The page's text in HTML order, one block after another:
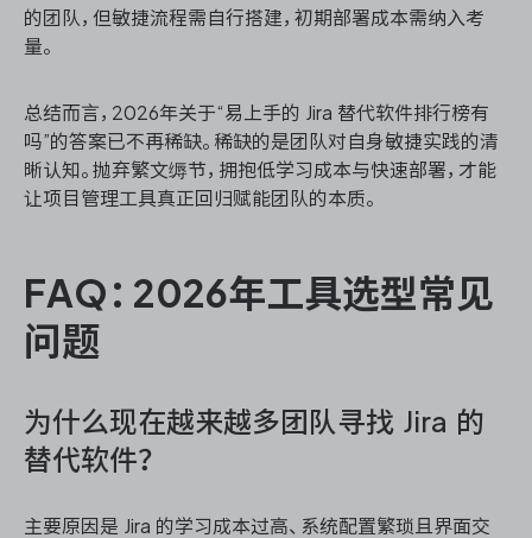
的团队，但敏捷流程需自行搭建，初期部署成本需纳入考
量。
总结而言，2026年关于“易上手的 Jira 替代软件排行榜有
吗”的答案已不再稀缺。稀缺的是团队对自身敏捷实践的清
晰认知。抛弃繁文缛节，拥抱低学习成本与快速部署，才能
让项目管理工具真正回归赋能团队的本质。
FAQ：2026年工具选型常见
问题
为什么现在越来越多团队寻找 Jira 的
替代软件？
主要原因是 Jira 的学习成本过高、系统配置繁琐且界面交